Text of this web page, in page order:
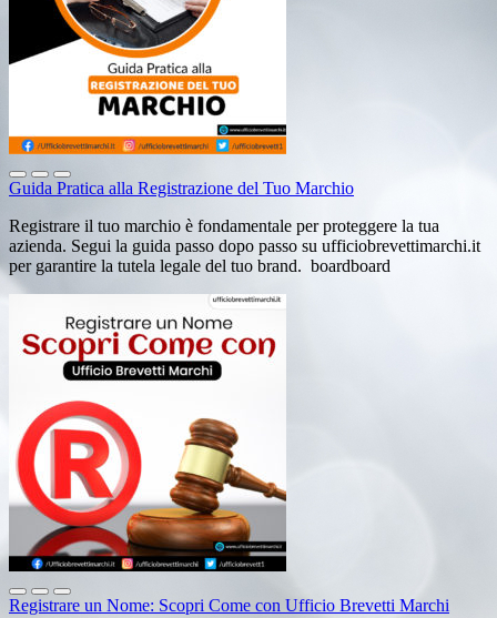
Guida Pratica alla Registrazione del Tuo Marchio
Registrare il tuo marchio è fondamentale per proteggere la tua
azienda. Segui la guida passo dopo passo su ufficiobrevettimarchi.it
per garantire la tutela legale del tuo brand. boardboard
Registrare un Nome: Scopri Come con Ufficio Brevetti Marchi